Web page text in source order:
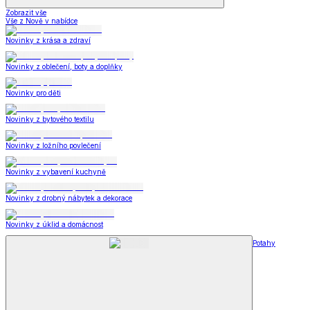
Zobrazit vše
Vše z Nově v nabídce
Novinky z krása a zdraví
Novinky z oblečení, boty a doplňky
Novinky pro děti
Novinky z bytového textilu
Novinky z ložního povlečení
Novinky z vybavení kuchyně
Novinky z drobný nábytek a dekorace
Novinky z úklid a domácnost
Potahy